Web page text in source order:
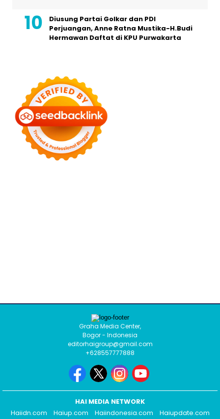
Diusung Partai Golkar dan PDI
Perjuangan, Anne Ratna Mustika-H.Budi
Hermawan Daftat di KPU Purwakarta
Graha Media Center,
Bogor - Indonesia
editorhaigroup@gmail.com
+628557777888
HAI MEDIA NETWORK
Haiidn.com
Haiup.com Haiindonesia.com
Haiupdate.com